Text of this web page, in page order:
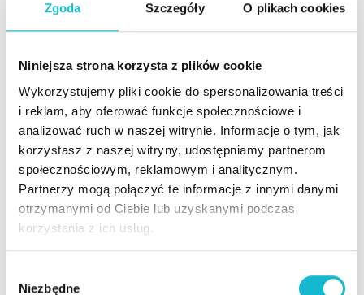
Zgoda Szczegóły O plikach cookies
Niniejsza strona korzysta z plików cookie
Wykorzystujemy pliki cookie do spersonalizowania treści
i reklam, aby oferować funkcje społecznościowe i
analizować ruch w naszej witrynie. Informacje o tym, jak
korzystasz z naszej witryny, udostępniamy partnerom
społecznościowym, reklamowym i analitycznym.
Partnerzy mogą połączyć te informacje z innymi danymi
otrzymanymi od Ciebie lub uzyskanymi podczas
korzystania z ich usług.
Niezbędne
oraz projekty grupowe, które pozwoliły na praktyczne
zastosowanie zdobytej wiedzy. Możliwość współpracy
pomysłów, była niezwykle inspirująca i rozwijająca.
Dzięki tym zajęciom nauczyłam się efektywnie
zarządzać zespołami projektowymi oraz wdrażać
innowacyjne rozwiązania w mojej firmie.
Monika Bury
Miałam przyjemność studiować na kierunku Menedżer
e-commerce i spokojnie mogę polecić uczelnię WSiZ.
Wszystkie wykłady i ćwiczenia były prowadzone przez
czasie a wykładowcy zawsze byli przygotowani do